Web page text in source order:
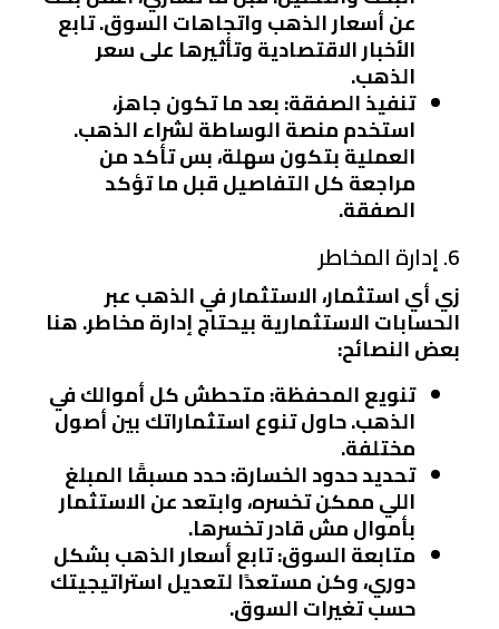
عن أسعار الذهب واتجاهات السوق. تابع
الأخبار الاقتصادية وتأثيرها على سعر
الذهب.
تنفيذ الصفقة: بعد ما تكون جاهز،
استخدم منصة الوساطة لشراء الذهب.
العملية بتكون سهلة، بس تأكد من
مراجعة كل التفاصيل قبل ما تؤكد
الصفقة.
6. إدارة المخاطر
زي أي استثمار، الاستثمار في الذهب عبر
الحسابات الاستثمارية بيحتاج إدارة مخاطر. هنا
بعض النصائح:
تنويع المحفظة: متحطش كل أموالك في
الذهب. حاول تنوع استثماراتك بين أصول
مختلفة.
تحديد حدود الخسارة: حدد مسبقًا المبلغ
اللي ممكن تخسره، وابتعد عن الاستثمار
بأموال مش قادر تخسرها.
متابعة السوق: تابع أسعار الذهب بشكل
دوري، وكن مستعدًا لتعديل استراتيجيتك
حسب تغيرات السوق.